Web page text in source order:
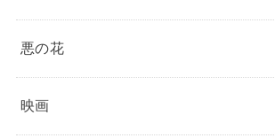
悪の花
映画